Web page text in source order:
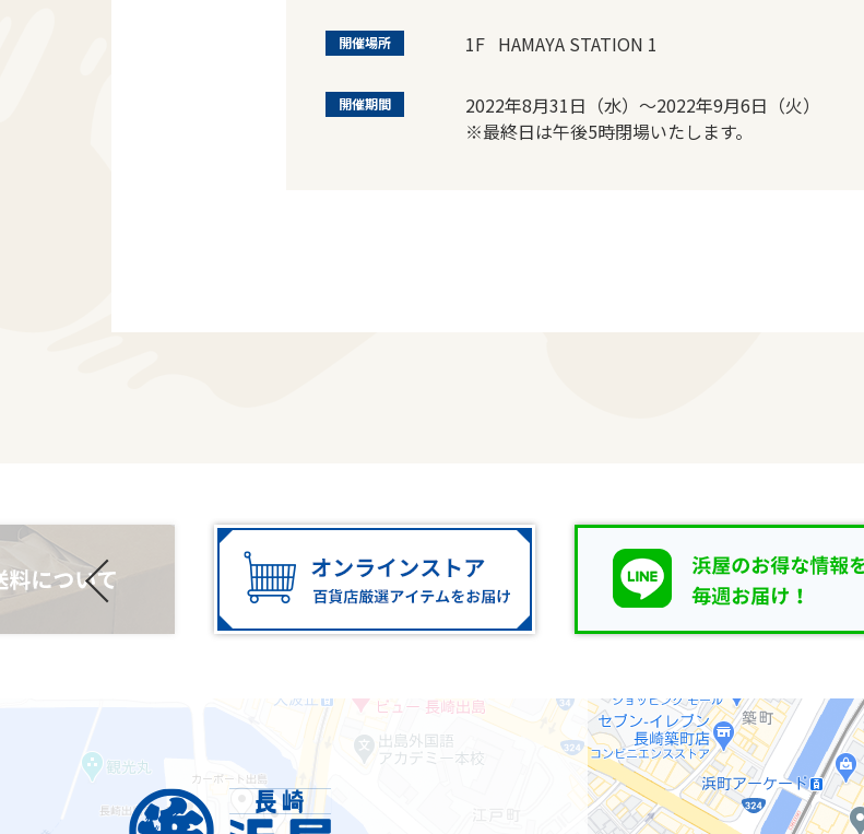
開催場所 1F HAMAYA STATION 1
開催期間
2022年8月31日（水）～2022年9月6日（火）
※最終日は午後5時閉場いたします。